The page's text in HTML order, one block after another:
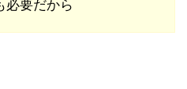
必要だから